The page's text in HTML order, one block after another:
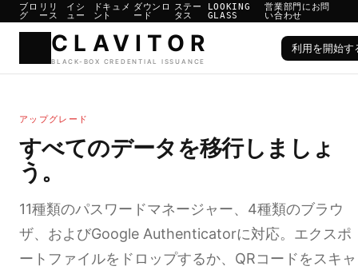
ブロ
グ
リリ
ース
イシ
ュー
ドキュメ
ント
ダウンロ
ード
ステー
タス
LOOKING
GLASS
営業部門にお問
い合わせ
利用を開始す
アップグレード
すべてのデータを移行しましょ
う。
11種類のパスワードマネージャー、4種類のブラウ
ザ、およびGoogle Authenticatorに対応。エクスポ
ートファイルをドロップするか、QRコードをスキャ